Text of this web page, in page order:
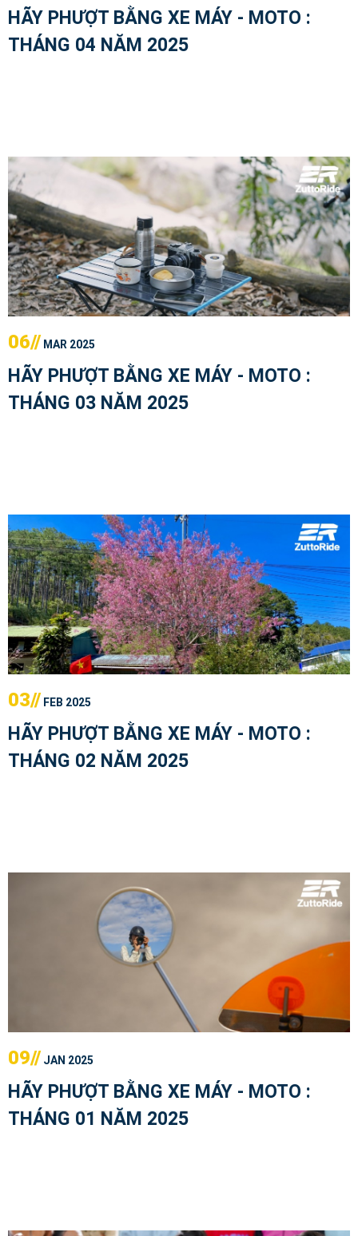
HÃY PHƯỢT BẰNG XE MÁY - MOTO :
THÁNG 04 NĂM 2025
06// MAR 2025
HÃY PHƯỢT BẰNG XE MÁY - MOTO :
THÁNG 03 NĂM 2025
03// FEB 2025
HÃY PHƯỢT BẰNG XE MÁY - MOTO :
THÁNG 02 NĂM 2025
09// JAN 2025
HÃY PHƯỢT BẰNG XE MÁY - MOTO :
THÁNG 01 NĂM 2025